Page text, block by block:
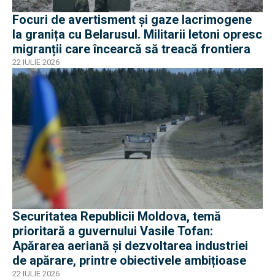
Focuri de avertisment și gaze lacrimogene
la granița cu Belarusul. Militarii letoni opresc
migranții care încearcă să treacă frontiera
22 IULIE 2026
Securitatea Republicii Moldova, temă
prioritară a guvernului Vasile Tofan:
Apărarea aeriană și dezvoltarea industriei
de apărare, printre obiectivele ambițioase
22 IULIE 2026